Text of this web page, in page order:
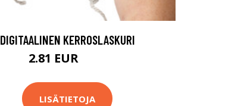
DIGITAALINEN KERROSLASKURI
2.81 EUR
LISÄTIETOJA